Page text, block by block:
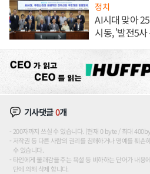
정치
AI시대 맞아
시동, '발전5사
기사댓글0개
200자까지 쓰실 수 있습니다. (현재 0 byte / 최대
저작권 등 다른 사람의 권리를 침해하거나 명예를 훼손
수 있습니다.
타인에게 불쾌감을 주는 욕설 등 비하하는 단어가 내용
단에 의해 삭제 합니다.